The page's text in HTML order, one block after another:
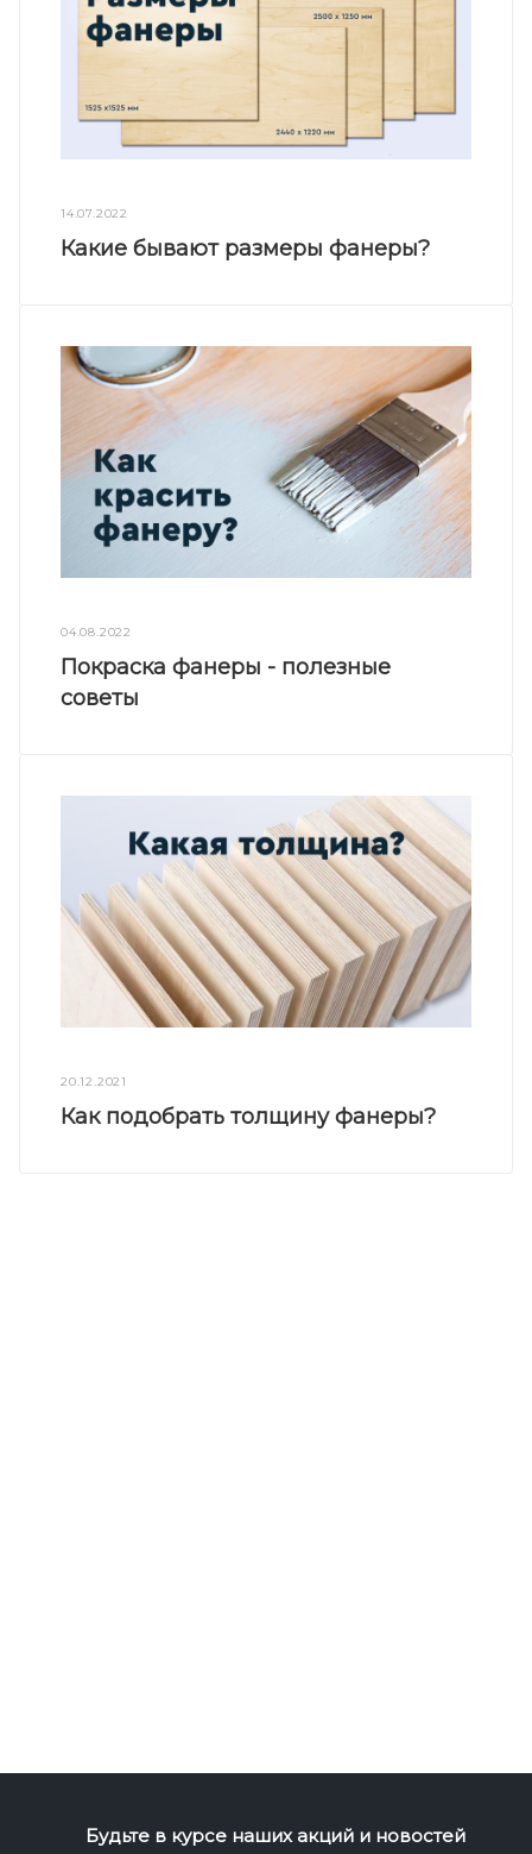
14.07.2022
Какие бывают размеры фанеры?
04.08.2022
Покраска фанеры - полезные
советы
20.12.2021
Как подобрать толщину фанеры?
Будьте в курсе наших акций и новостей